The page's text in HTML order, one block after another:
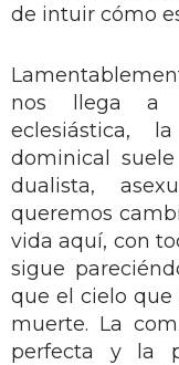
de intuir cómo
nos llega a
eclesiástica,
dominical
dualista,
queremos
vida aquí, con
sigue
que el cielo que
muerte. La
perfecta y la